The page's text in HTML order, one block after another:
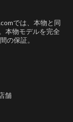
では、本物と同
本物モデルを完全
の保証。
舗